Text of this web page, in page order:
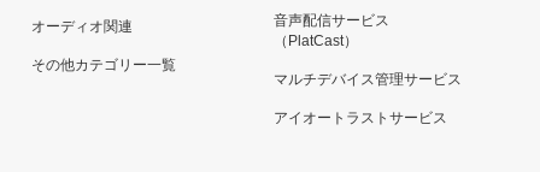
オーディオ関連
その他カテゴリー一覧
音声配信サービス
（PlatCast）
マルチデバイス管理サービス
アイオートラストサービス